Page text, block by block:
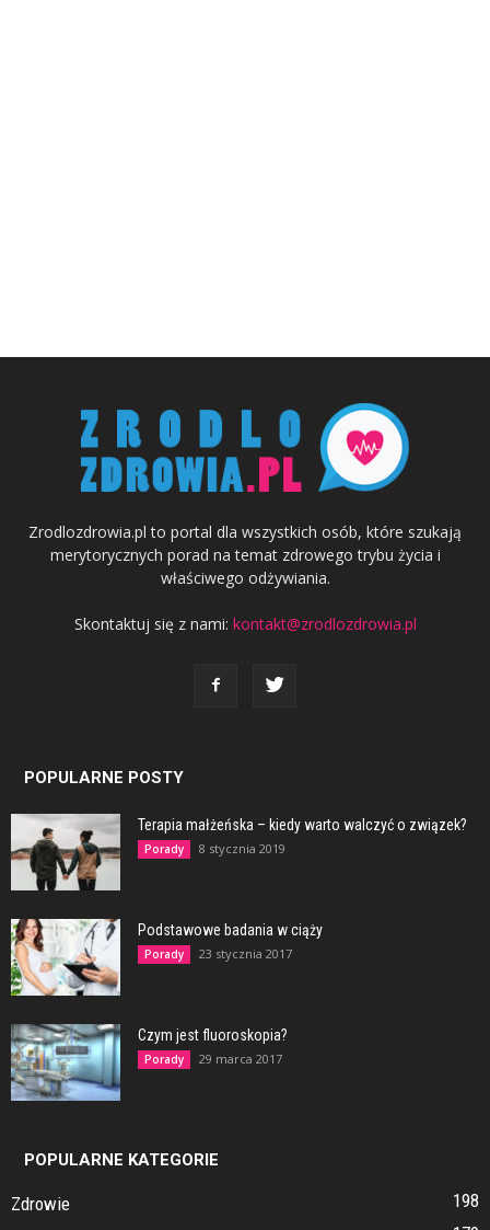
Zrodlozdrowia.pl to portal dla wszystkich osób, które szukają
merytorycznych porad na temat zdrowego trybu życia i
właściwego odżywiania.
Skontaktuj się z nami: kontakt@zrodlozdrowia.pl
POPULARNE POSTY
Terapia małżeńska – kiedy warto walczyć o związek?
Porady 8 stycznia 2019
Podstawowe badania w ciąży
Porady 23 stycznia 2017
Czym jest fluoroskopia?
Porady 29 marca 2017
POPULARNE KATEGORIE
Zdrowie
198